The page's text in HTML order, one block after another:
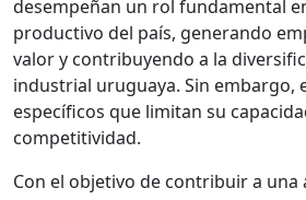
desempeñan un rol fundamental
productivo del país, generando
valor y contribuyendo a la
industrial uruguaya. Sin embargo,
específicos que limitan su
competitividad.
Con el objetivo de contribuir a una